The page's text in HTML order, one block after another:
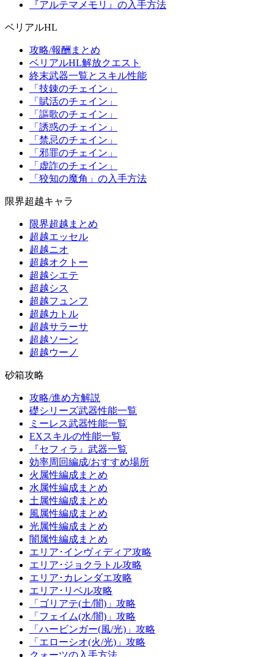
『アルテマメモリ』の入手方法
ベリアルHL
攻略/報酬まとめ
ベリアルHL解放クエスト
終末武器一覧とスキル性能
「技錬のチェイン」
「賦活のチェイン」
「謳歌のチェイン」
「誘惑のチェイン」
「禁忌のチェイン」
「邪罪のチェイン」
「虚詐のチェイン」
「狡知の魔角」の入手方法
限界超越キャラ
限界超越まとめ
超越エッセル
超越ニオ
超越オクトー
超越シエテ
超越シス
超越フュンフ
超越カトル
超越サラーサ
超越ソーン
超越ウーノ
砂箱攻略
攻略/進め方解説
礎シリーズ武器性能一覧
ミーレス武器性能一覧
EXスキルの性能一覧
『セフィラ』武器一覧
効率周回編成/おすすめ場所
火属性編成まとめ
水属性編成まとめ
土属性編成まとめ
風属性編成まとめ
光属性編成まとめ
闇属性編成まとめ
エリア･インヴィディア攻略
エリア･ジョクラトル攻略
エリア･カレンダエ攻略
エリア･リベル攻略
「ゴリアテ(土/闇)」攻略
「フェイム(水/闇)」攻略
「ハービンガー(風/光)」攻略
「エローシオ(火/光)」攻略
クォーツの入手方法